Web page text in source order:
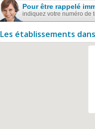
Pour être rappelé
indiquez votre numéro de
Les établissements